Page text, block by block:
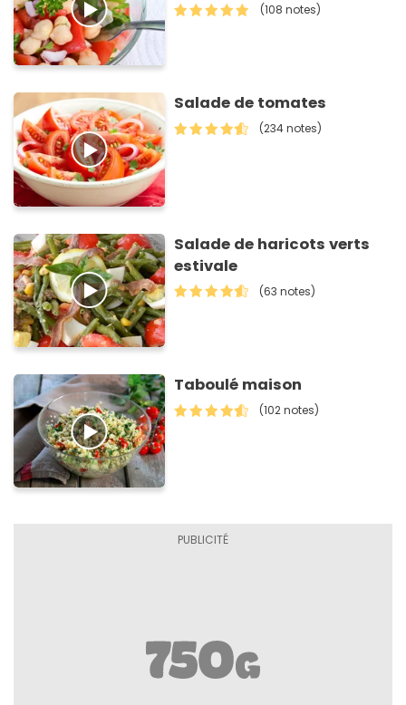
(108 notes)
Salade de tomates
(234 notes)
Salade de haricots verts
estivale
(63 notes)
Taboulé maison
(102 notes)